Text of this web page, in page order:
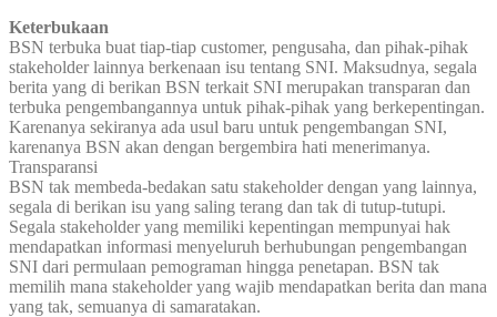
Keterbukaan
BSN terbuka buat tiap-tiap customer, pengusaha, dan pihak-pihak
stakeholder lainnya berkenaan isu tentang SNI. Maksudnya, segala
berita yang di berikan BSN terkait SNI merupakan transparan dan
terbuka pengembangannya untuk pihak-pihak yang berkepentingan.
Karenanya sekiranya ada usul baru untuk pengembangan SNI,
karenanya BSN akan dengan bergembira hati menerimanya.
Transparansi
BSN tak membeda-bedakan satu stakeholder dengan yang lainnya,
segala di berikan isu yang saling terang dan tak di tutup-tutupi.
Segala stakeholder yang memiliki kepentingan mempunyai hak
mendapatkan informasi menyeluruh berhubungan pengembangan
SNI dari permulaan pemograman hingga penetapan. BSN tak
memilih mana stakeholder yang wajib mendapatkan berita dan mana
yang tak, semuanya di samaratakan.